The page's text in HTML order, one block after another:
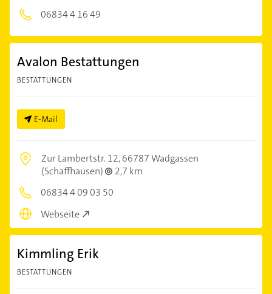
06834 4 16 49
Avalon Bestattungen
BESTATTUNGEN
E-Mail
Zur Lambertstr. 12,66787 Wadgassen
(Schaffhausen)
2,7 km
06834 4 09 03 50
Webseite
Kimmling Erik
BESTATTUNGEN